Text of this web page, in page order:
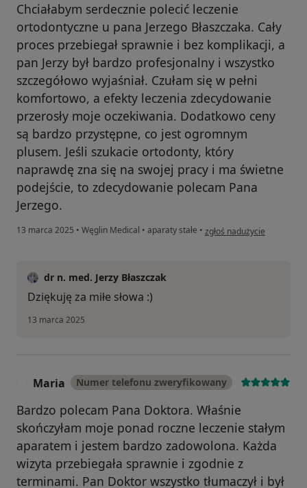
Chciałabym serdecznie polecić leczenie
ortodontyczne u pana Jerzego Błaszczaka. Cały
proces przebiegał sprawnie i bez komplikacji, a
pan Jerzy był bardzo profesjonalny i wszystko
szczegółowo wyjaśniał. Czułam się w pełni
komfortowo, a efekty leczenia zdecydowanie
przerosły moje oczekiwania. Dodatkowo ceny
są bardzo przystępne, co jest ogromnym
plusem. Jeśli szukacie ortodonty, który
naprawdę zna się na swojej pracy i ma świetne
podejście, to zdecydowanie polecam Pana
Jerzego.
13 marca 2025 • Węglin Medical • aparaty stałe • w opinii użytkownika Jowita
zgłoś nadużycie
dr n. med. Jerzy Błaszczak
Dziękuję za miłe słowa :)
13 marca 2025
Maria Numer telefonu zweryfikowany
Bardzo polecam Pana Doktora. Właśnie
skończyłam moje ponad roczne leczenie stałym
aparatem i jestem bardzo zadowolona. Każda
wizyta przebiegała sprawnie i zgodnie z
terminami. Pan Doktor wszystko tłumaczył i był